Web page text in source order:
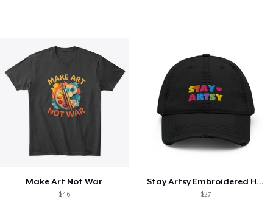
Make Art Not War
$46
Stay Artsy Embroidered Hat
$27